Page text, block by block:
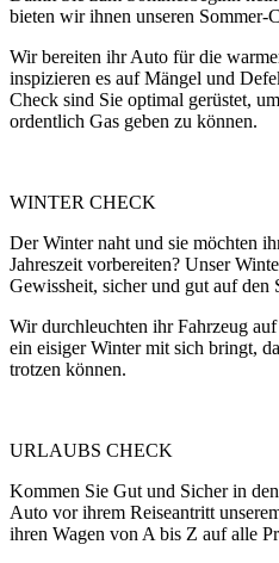
bieten wir ihnen unseren Sommer-
Wir bereiten ihr Auto für die
inspizieren es auf Mängel und
Check sind Sie optimal gerüstet,
ordentlich Gas geben zu können.
WINTER CHECK
Der Winter naht und sie möchten
Jahreszeit vorbereiten? Unser
Gewissheit, sicher und gut auf den
Wir durchleuchten ihr Fahrzeug
ein eisiger Winter mit sich bringt,
trotzen können.
URLAUBS CHECK
Kommen Sie Gut und Sicher in
Auto vor ihrem Reiseantritt
ihren Wagen von A bis Z auf alle